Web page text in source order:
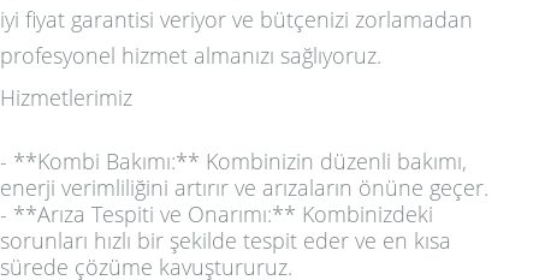
iyi fiyat garantisi veriyor ve bütçenizi zorlamadan
profesyonel hizmet almanızı sağlıyoruz.
Hizmetlerimiz
- **Kombi Bakımı:** Kombinizin düzenli bakımı,
enerji verimliliğini artırır ve arızaların önüne geçer.
- **Arıza Tespiti ve Onarımı:** Kombinizdeki
sorunları hızlı bir şekilde tespit eder ve en kısa
sürede çözüme kavuştururuz.